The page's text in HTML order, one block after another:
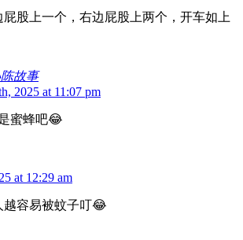
屁股上一个，右边屁股上两个，开车如上
故事
2025 at 11:07 pm
蜜蜂吧😂
at 12:29 am
越容易被蚊子叮😂